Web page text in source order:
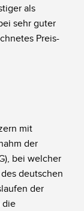
als
sehr guter
Preis-
mit
der
bei welcher
deutschen
der
die